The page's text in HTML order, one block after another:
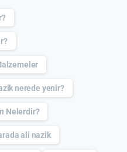
nerede yenir?
Nelerdir?
ali nazik